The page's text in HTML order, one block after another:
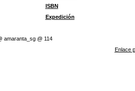
ISBN
Expedición
amaranta_sg @ 114
Enlace